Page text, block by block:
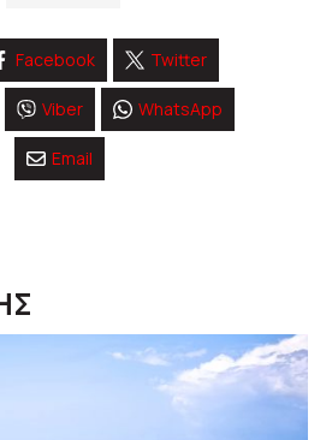
Facebook Twitter
Viber WhatsApp
Email